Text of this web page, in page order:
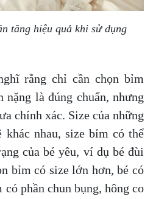
tăng hiệu quả khi sử dụng
rằng chỉ cần chọn bỉm
nặng là đúng chuẩn, nhưng
chính xác. Size của những
khác nhau, size bỉm có thể
của bé yêu, ví dụ bé đùi
bỉm có size lớn hơn, bé có
phần chun bụng, hông co